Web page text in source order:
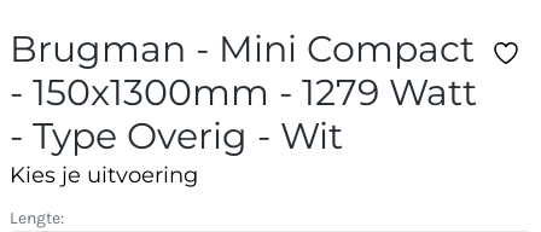
Brugman - Mini Compact
- 150x1300mm - 1279 Watt
- Type Overig - Wit
Kies je uitvoering
Lengte: